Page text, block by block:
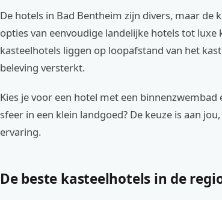
De hotels in Bad Bentheim zijn divers, maar de
opties van eenvoudige landelijke hotels tot luxe
kasteelhotels liggen op loopafstand van het
beleving versterkt.
Kies je voor een hotel met een
sfeer in een klein landgoed? De keuze is aan
ervaring.
De beste kasteelhotels in de